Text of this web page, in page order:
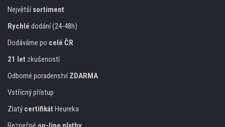
Největšísortiment
Rychlé dodání (24-48h)
Dodáváme po celé ČR
21 let zkušeností
Odborné poradenstvíZDARMA
Vstřícný přístup
Zlatý certifikát Heureka